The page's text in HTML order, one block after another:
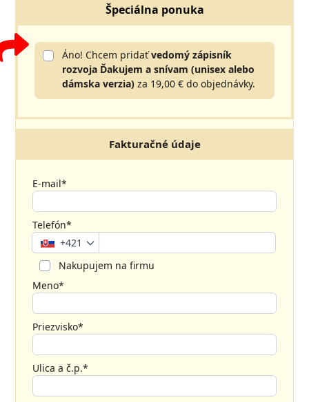
Špeciálna ponuka
Áno! Chcem pridaťvedomý zápisník
rozvoja Ďakujem a snívam (unisex alebo
dámska verzia) za 19,00 € do objednávky.
Fakturačné údaje
E-mail*
Telefón*
+421
Nakupujem na firmu
Meno*
Priezvisko*
Ulica a č.p.*